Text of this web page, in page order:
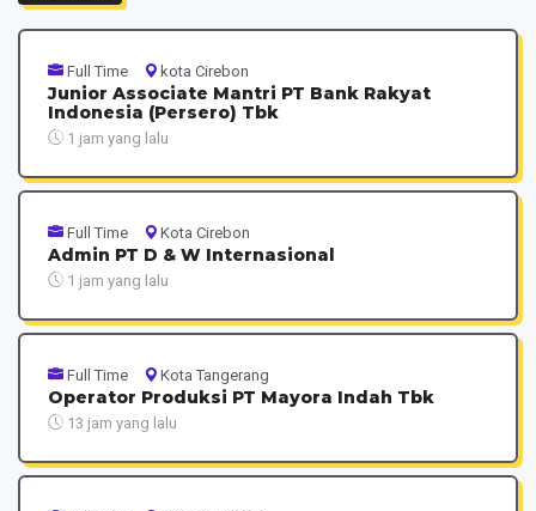
Full Time kota Cirebon
Junior Associate Mantri PT Bank Rakyat
Indonesia (Persero) Tbk
1 jam yang lalu
Full Time Kota Cirebon
Admin PT D & W Internasional
1 jam yang lalu
Full Time Kota Tangerang
Operator Produksi PT Mayora Indah Tbk
13 jam yang lalu